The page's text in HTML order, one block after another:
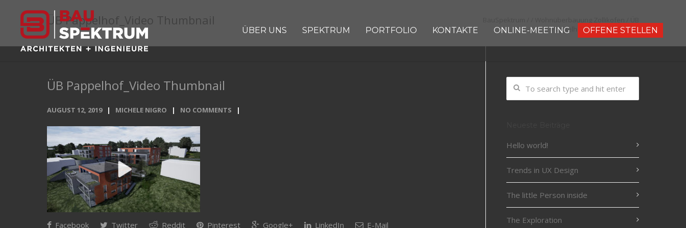
ÜBER UNS SPEKTRUM PORTFOLIO KONTAKTE ONLINE-MEETING OFFENE STELLEN
ÜB Pappelhof_Video Thumbnail
Pappelhof_Video Thumbnail
ÜB Pappelhof_Video Thumbnail
AUGUST 12, 2019 MICHELE NIGRO NO COMMENTS
Facebook Twitter Reddit Pinterest Google+ LinkedIn E-Mail
Hello world!
Trends in UX Design
The little Person inside
The Exploration